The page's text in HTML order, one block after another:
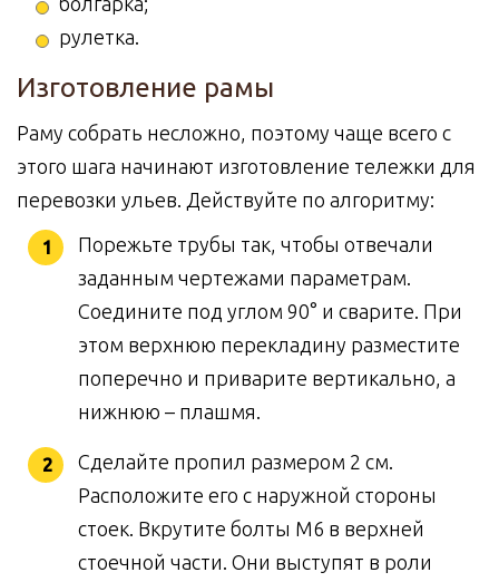
рулетка.
Изготовление рамы
Раму собрать несложно, поэтому чаще всего с
этого шага начинают изготовление тележки для
перевозки ульев. Действуйте по алгоритму:
Порежьте трубы так, чтобы отвечали
заданным чертежами параметрам.
Соедините под углом 90° и сварите. При
этом верхнюю перекладину разместите
поперечно и приварите вертикально, а
нижнюю – плашмя.
Сделайте пропил размером 2 см.
Расположите его с наружной стороны
стоек. Вкрутите болты М6 в верхней
стоечной части. Они выступят в роли